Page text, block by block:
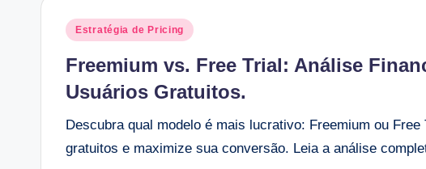
Posted
Estratégia de Pricing
Freemium vs. Free Trial: Análise
Usuários Gratuitos.
Descubra qual modelo é mais lucrativo: Freemium ou
gratuitos e maximize sua conversão. Leia a análise